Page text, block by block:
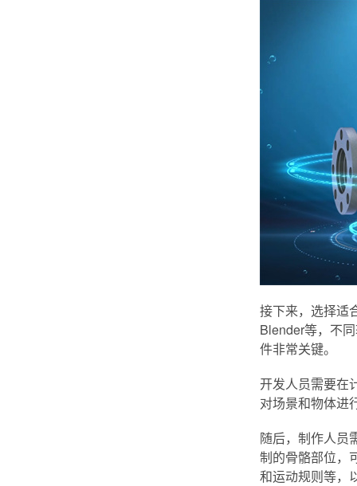
接下来，选择适
Blender等，不
件非常关键。
开发人员需要在
对场景和物体进
随后，制作人员
制的骨骼部位，
和运动规则等，